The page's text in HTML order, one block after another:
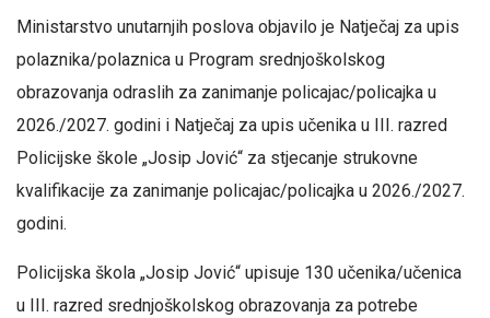
Ministarstvo unutarnjih poslova objavilo je Natječaj za upis
polaznika/polaznica u Program srednjoškolskog
obrazovanja odraslih za zanimanje policajac/policajka u
2026./2027. godini i Natječaj za upis učenika u III. razred
Policijske škole „Josip Jović“ za stjecanje strukovne
kvalifikacije za zanimanje policajac/policajka u 2026./2027.
godini.
Policijska škola „Josip Jović“ upisuje 130 učenika/učenica
u III. razred srednjoškolskog obrazovanja za potrebe